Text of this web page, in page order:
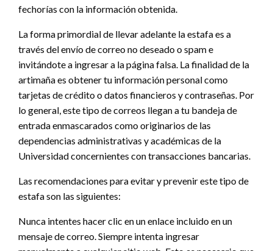
fechorías con la información obtenida.
La forma primordial de llevar adelante la estafa es a
través del envío de correo no deseado o spam e
invitándote a ingresar a la página falsa. La finalidad de la
artimaña es obtener tu información personal como
tarjetas de crédito o datos financieros y contraseñas. Por
lo general, este tipo de correos llegan a tu bandeja de
entrada enmascarados como originarios de las
dependencias administrativas y académicas de la
Universidad concernientes con transacciones bancarias.
Las recomendaciones para evitar y prevenir este tipo de
estafa son las siguientes:
Nunca intentes hacer clic en un enlace incluido en un
mensaje de correo. Siempre intenta ingresar